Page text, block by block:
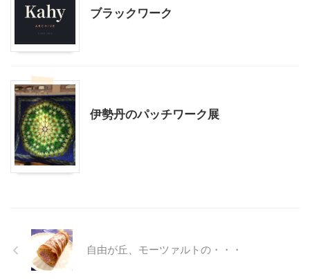
ブラックワーク
伊勢丹のパッチワーク展
自由が丘、モーツァルトの・・・